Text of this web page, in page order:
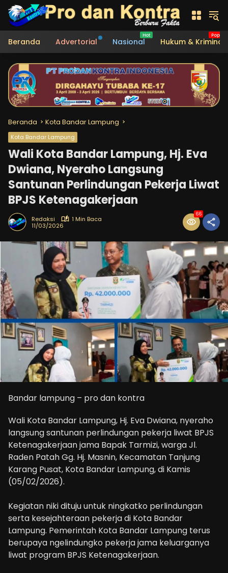
Langsung
konten
Beranda
Advertorial Nasional Hukum & Kriminal
Beranda Kota Bandar Lampung
Kota Bandar Lampung
Wali Kota Bandar Lampung, Hj. Eva
Dwiana, Nyeraho Langsung
Santunan Perlindungan Pekerja Liwat
BPJS Ketenagakerjaan
Redaksi
1 Min Baca
11/03/2026
66
Bandar lampung – pro dan kontra
Wali Kota Bandar Lampung, Hj. Eva Dwiana, nyeraho
langsung santunan perlindungan pekerja liwat BPJS
Ketenagakerjaan jama Bapak Tarmizi, warga Jl.
Raden Patah Gg. Hj. Masnin, Kecamatan Tanjung
Karang Pusat, Kota Bandar Lampung, di Kamis
(05/02/2026).
Kegiatan niki dituju untuk ningkatko perlindungan
serta kesejahteraan pekerja di Kota Bandar
Lampung. Pemerintah Kota Bandar Lampung terus
berupaya ngelindungko pekerja jama keluarganya
liwat program BPJS Ketenagakerjaan.